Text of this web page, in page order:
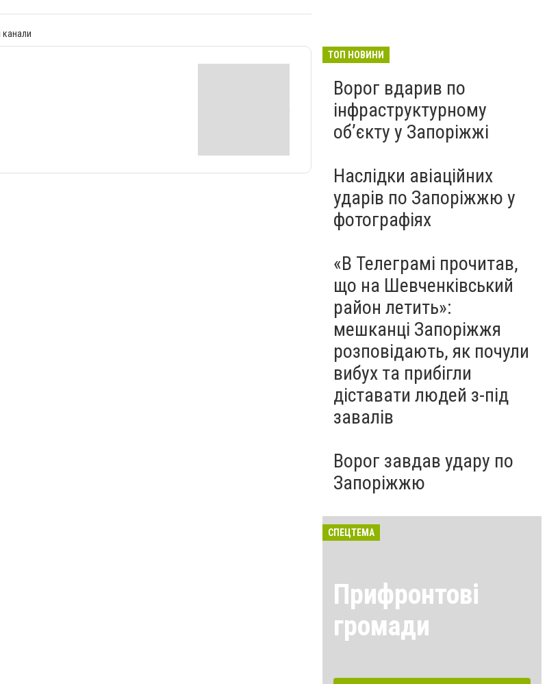
канали
ТОП НОВИНИ
Ворог вдарив по
інфраструктурному
обʼєкту у Запоріжжі
Наслідки авіаційних
ударів по Запоріжжю у
фотографіях
«В Телеграмі прочитав,
що на Шевченківський
район летить»:
мешканці Запоріжжя
розповідають, як почули
вибух та прибігли
діставати людей з-під
завалів
Ворог завдав удару по
Запоріжжю
СПЕЦТЕМА
Прифронтові
громади